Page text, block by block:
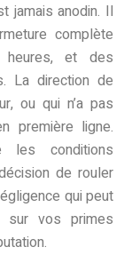
jamais anodin. Il
complète
heures, et des
La direction de
ou qui n’a pas
première ligne.
les conditions
de rouler
qui peut
sur vos primes